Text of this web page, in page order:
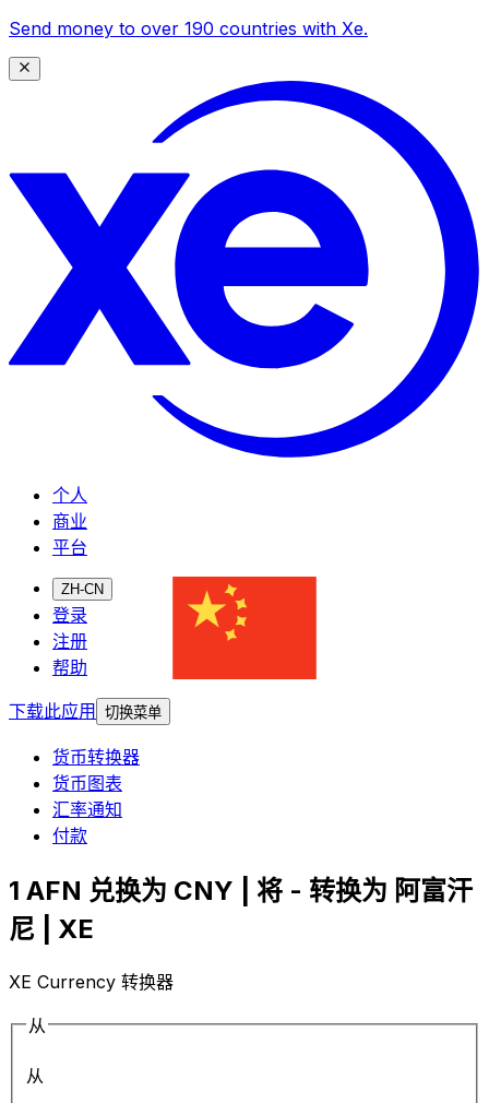
Send money to over 190 countries with Xe.
个人
商业
平台
ZH-CN
登录
注册
帮助
下载此应用
切换菜单
货币转换器
货币图表
汇率通知
付款
1 AFN 兑换为 CNY | 将 - 转换为 阿富汗
尼 | XE
XE Currency 转换器
从
从